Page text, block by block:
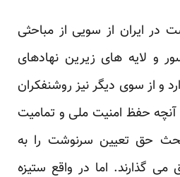
ایران از سویی از مباحثی
و لایه های زیرین نهادهای
و از سوی دیگر نیز روشنفکران
حفظ امنیت ملی و تمامیت
حق تعیین سرنوشت را به
گذارند. اما در واقع ستیزه